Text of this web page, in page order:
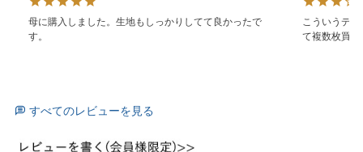
母に購入しました。生地もしっかりしてて良かったで
す。
こういうデ
て複数枚買
すべてのレビューを見る